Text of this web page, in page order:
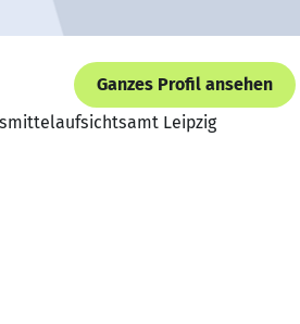
Ganzes Profil ansehen
Leipzig